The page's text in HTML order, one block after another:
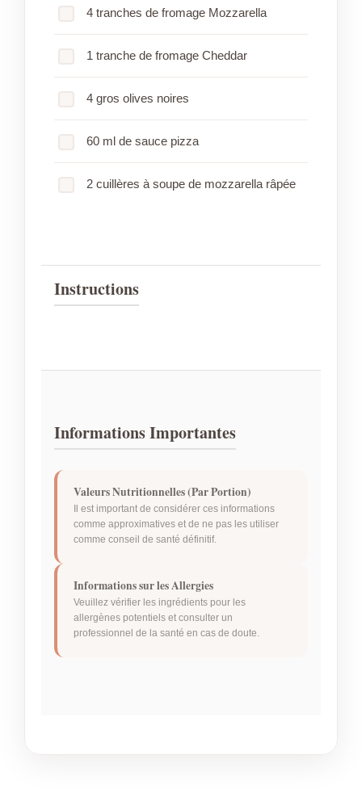
4 tranches de fromage Mozzarella
1 tranche de fromage Cheddar
4 gros olives noires
60 ml de sauce pizza
2 cuillères à soupe de mozzarella râpée
Instructions
Informations Importantes
Valeurs Nutritionnelles (Par Portion)
Il est important de considérer ces informations
comme approximatives et de ne pas les utiliser
comme conseil de santé définitif.
Informations sur les Allergies
Veuillez vérifier les ingrédients pour les
allergènes potentiels et consulter un
professionnel de la santé en cas de doute.